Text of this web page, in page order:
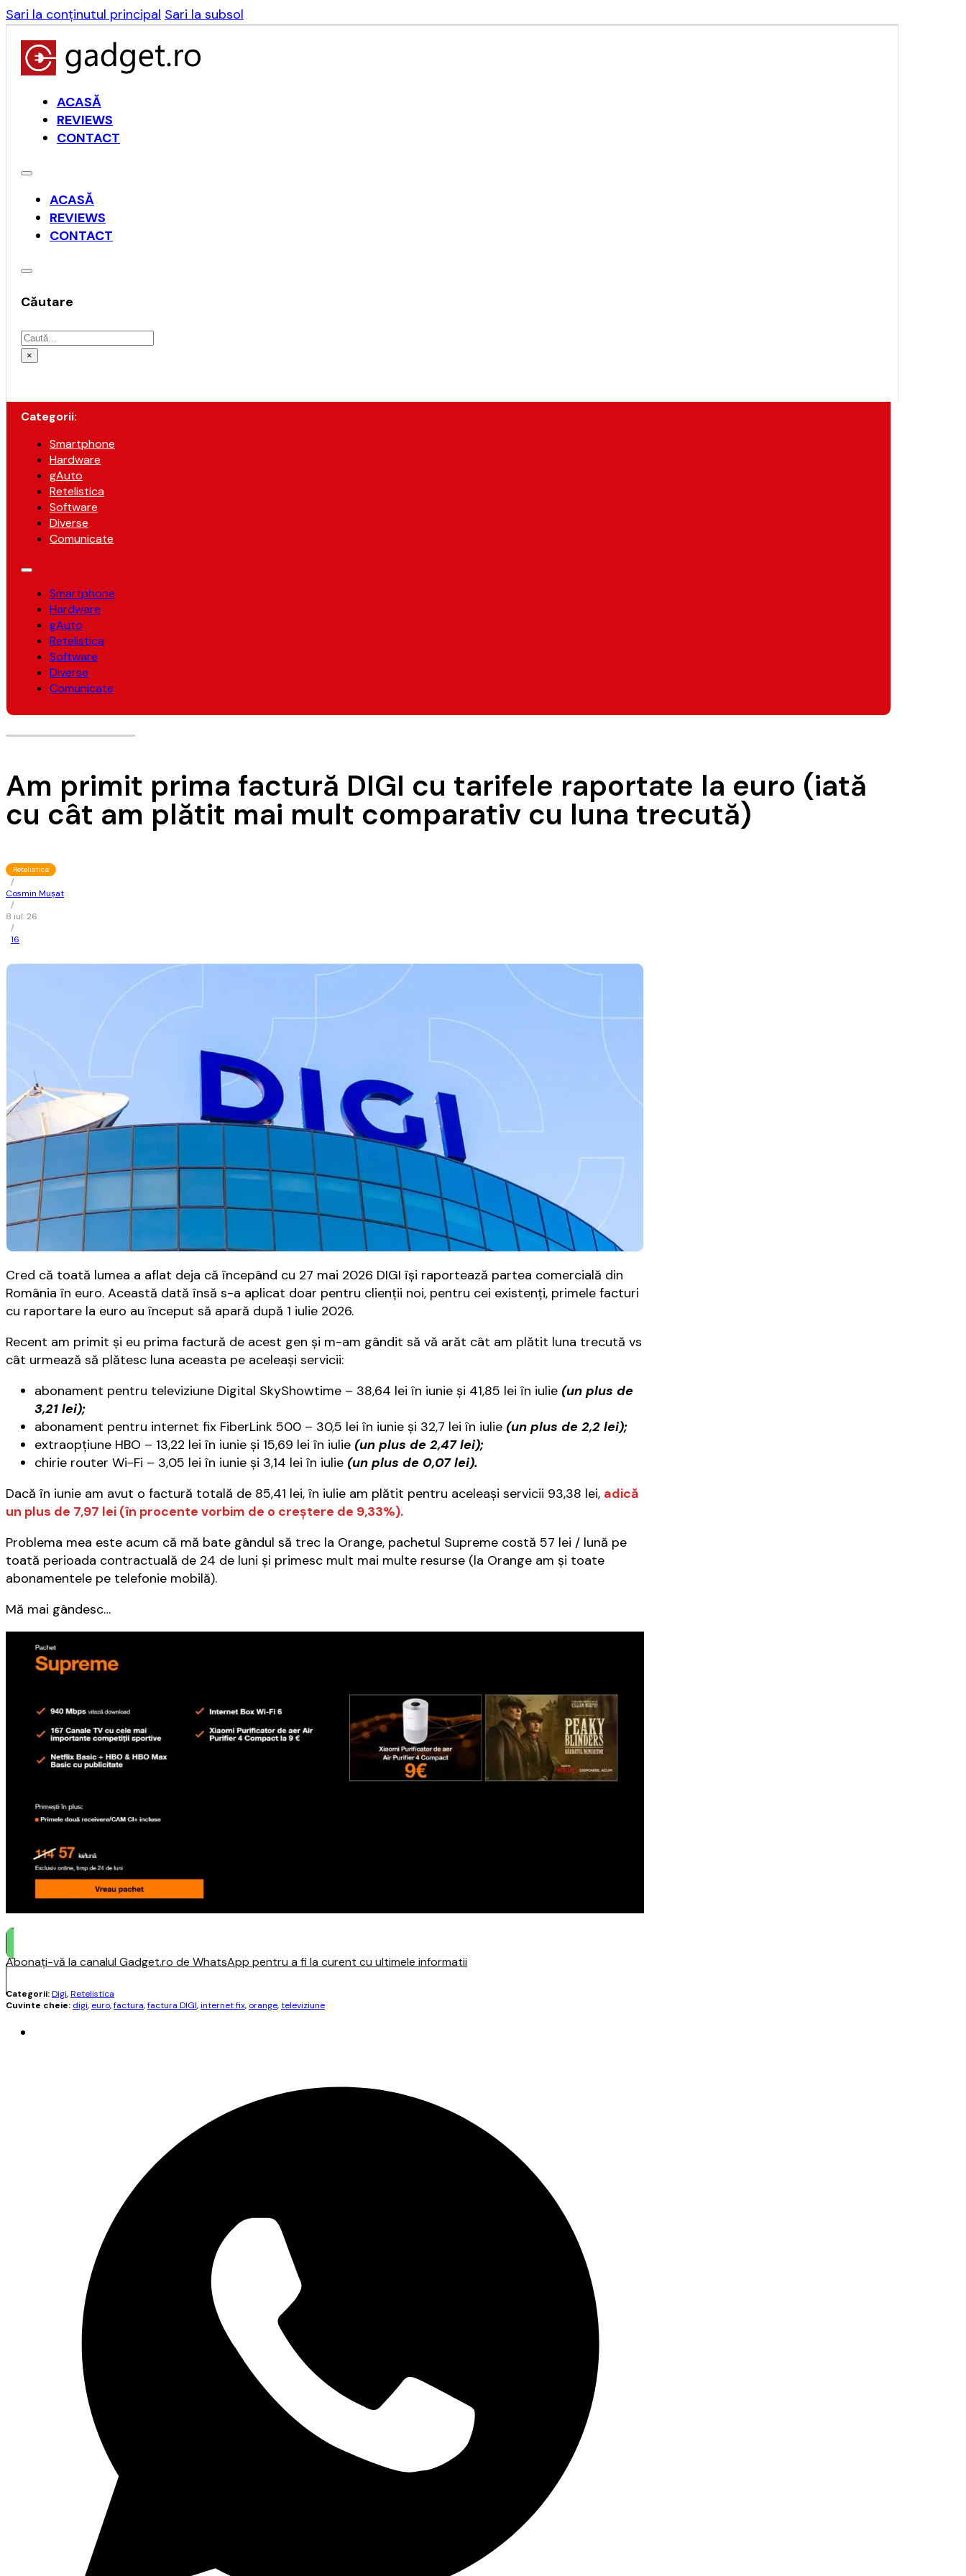
Sari la conținutul principal Sari la subsol
ACASĂ
REVIEWS
CONTACT
ACASĂ
REVIEWS
CONTACT
Căutare
Caută
×
Categorii:
Smartphone
Hardware
gAuto
Retelistica
Software
Diverse
Comunicate
Smartphone
Hardware
gAuto
Retelistica
Software
Diverse
Comunicate
Am primit prima factură DIGI cu tarifele raportate la euro (iată
cu cât am plătit mai mult comparativ cu luna trecută)
Retelistica
/
Cosmin Mușat
/
8 iul. 26
/
16
Cred că toată lumea a aflat deja că începând cu 27 mai 2026 DIGI îşi raportează partea comercială din
România în euro. Această dată însă s-a aplicat doar pentru clienţii noi, pentru cei existenţi, primele facturi
cu raportare la euro au început să apară după 1 iulie 2026.
Recent am primit şi eu prima factură de acest gen şi m-am gândit să vă arăt cât am plătit luna trecută vs
cât urmează să plătesc luna aceasta pe aceleaşi servicii:
abonament pentru televiziune Digital SkyShowtime – 38,64 lei în iunie şi 41,85 lei în iulie (un plus de
3,21 lei);
abonament pentru internet fix FiberLink 500 – 30,5 lei în iunie şi 32,7 lei în iulie (un plus de 2,2 lei);
extraopţiune HBO – 13,22 lei în iunie şi 15,69 lei în iulie (un plus de 2,47 lei);
chirie router Wi-Fi – 3,05 lei în iunie şi 3,14 lei în iulie (un plus de 0,07 lei).
Dacă în iunie am avut o factură totală de 85,41 lei, în iulie am plătit pentru aceleaşi servicii 93,38 lei, adică
un plus de 7,97 lei (în procente vorbim de o creştere de 9,33%).
Problema mea este acum că mă bate gândul să trec la Orange, pachetul Supreme costă 57 lei / lună pe
toată perioada contractuală de 24 de luni şi primesc mult mai multe resurse (la Orange am şi toate
abonamentele pe telefonie mobilă).
Mă mai gândesc…
Abonați-vă la canalul Gadget.ro de WhatsApp pentru a fi la curent cu ultimele informatii
Categorii:Digi,Retelistica
Cuvinte cheie: digi, euro,factura,factura DIGI,internet fix, orange,televiziune